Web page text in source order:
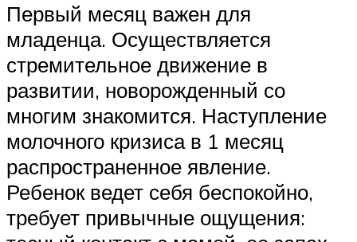
Первый месяц важен для
младенца. Осуществляется
стремительное движение в
развитии, новорожденный со
многим знакомится. Наступление
молочного кризиса в 1 месяц
распространенное явление.
Ребенок ведет себя беспокойно,
требует привычные ощущения: